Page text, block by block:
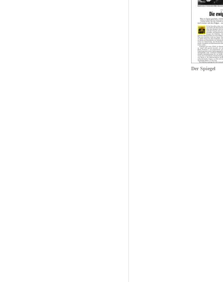
Der Spiegel